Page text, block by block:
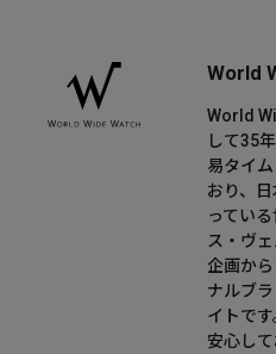
World
World
して35
易タイ
おり、
ってい
ス・ヴ
企画か
ナルブ
イトです
安心して